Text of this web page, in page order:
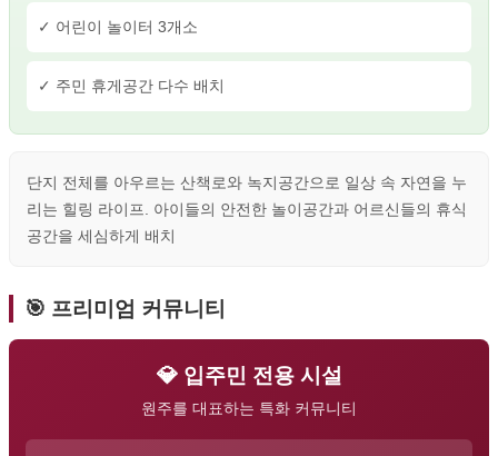
✓ 어린이 놀이터 3개소
✓ 주민 휴게공간 다수 배치
단지 전체를 아우르는 산책로와 녹지공간으로 일상 속 자연을 누
리는 힐링 라이프. 아이들의 안전한 놀이공간과 어르신들의 휴식
공간을 세심하게 배치
🎯 프리미엄 커뮤니티
💎 입주민 전용 시설
원주를 대표하는 특화 커뮤니티